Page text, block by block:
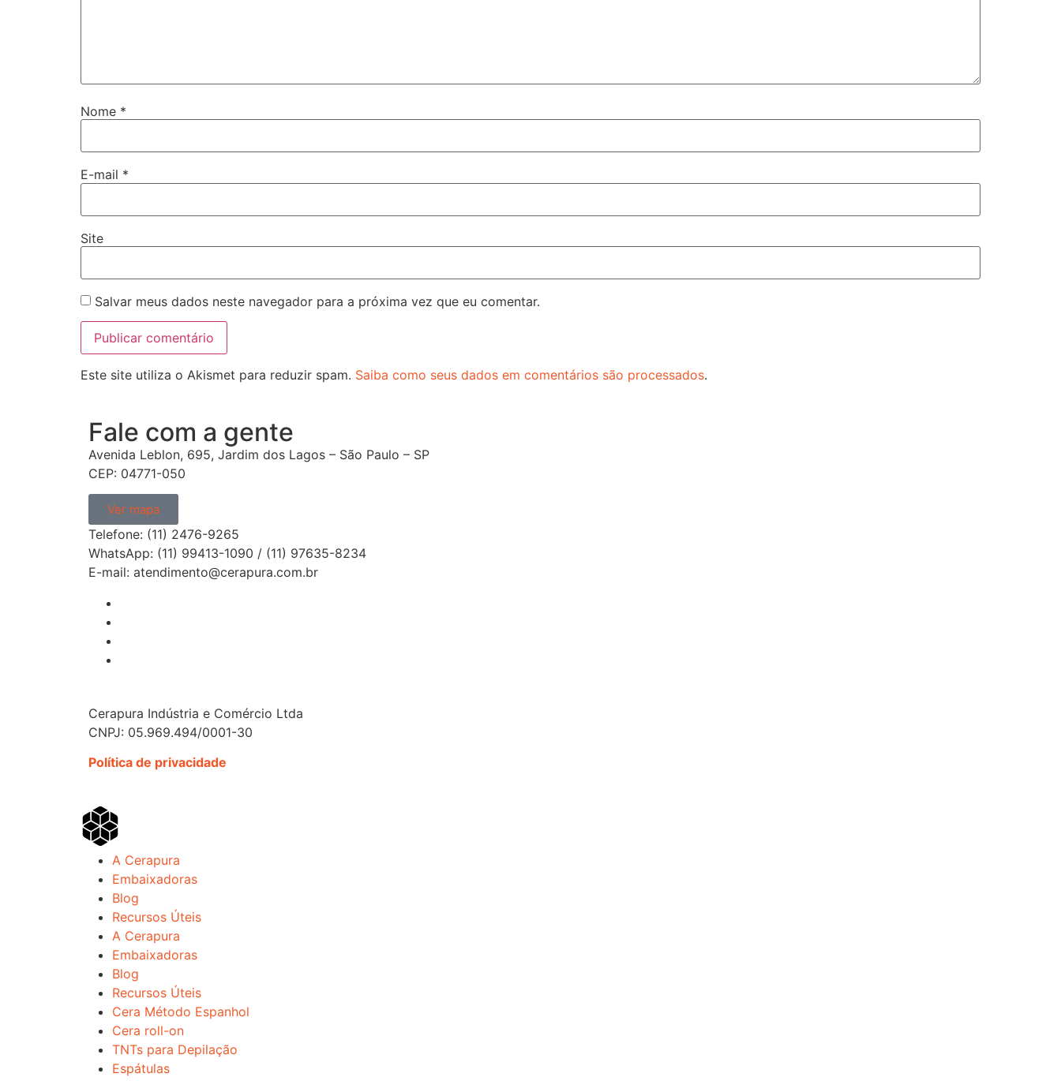
Nome *
E-mail *
Site
Salvar meus dados neste navegador para a próxima vez que eu comentar.
Este site utiliza o Akismet para reduzir spam. Saiba como seus dados em comentários são processados.
Fale com a gente
Avenida Leblon, 695, Jardim dos Lagos – São Paulo – SP
CEP: 04771-050
Ver mapa
Telefone: (11) 2476-9265
WhatsApp: (11) 99413-1090 / (11) 97635-8234
E-mail: atendimento@cerapura.com.br
Cerapura Indústria e Comércio Ltda
CNPJ: 05.969.494/0001-30
Política de privacidade
A Cerapura
Embaixadoras
Blog
Recursos Úteis
A Cerapura
Embaixadoras
Blog
Recursos Úteis
Cera Método Espanhol
Cera roll-on
TNTs para Depilação
Espátulas